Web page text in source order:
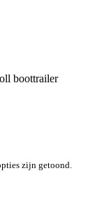
boottrailer
zijn getoond.